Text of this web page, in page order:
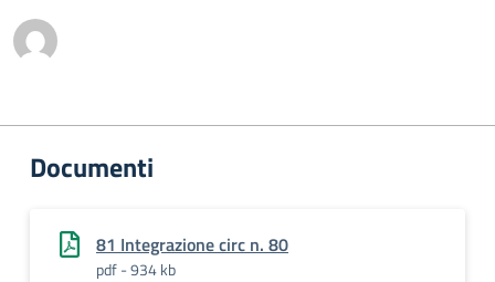
Documenti
81 Integrazione circ n. 80
pdf - 934 kb